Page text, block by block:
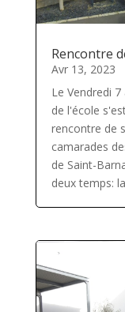
Rencontre
Avr 13, 2023
Le Vendredi
de l'école
rencontre de
camarades
de Saint-
deux temps: